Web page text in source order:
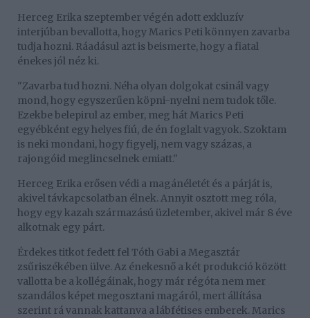
Herceg Erika szeptember végén adott exkluzív
interjúban bevallotta, hogy Marics Peti könnyen zavarba
tudja hozni. Ráadásul azt is beismerte, hogy a fiatal
énekes jól néz ki.
"Zavarba tud hozni. Néha olyan dolgokat csinál vagy
mond, hogy egyszerűen köpni-nyelni nem tudok tőle.
Ezekbe belepirul az ember, meg hát Marics Peti
egyébként egy helyes fiú, de én foglalt vagyok. Szoktam
is neki mondani, hogy figyelj, nem vagy százas, a
rajongóid meglincselnek emiatt."
Herceg Erika erősen védi a magánéletét és a párját is,
akivel távkapcsolatban élnek. Annyit osztott meg róla,
hogy egy kazah származású üzletember, akivel már 8 éve
alkotnak egy párt.
Érdekes titkot fedett fel Tóth Gabi a Megasztár
zsűriszékében ülve. Az énekesnő a két produkció között
vallotta be a kollégáinak, hogy már régóta nem mer
szandálos képet megosztani magáról, mert állítása
szerint rá vannak kattanva a lábfétises emberek. Marics